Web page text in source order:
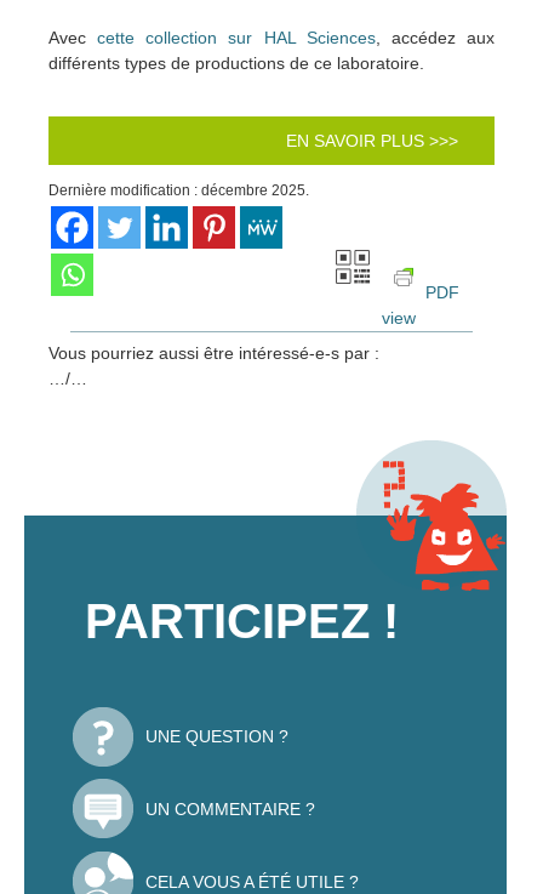
Aveccette collection sur HAL Sciences, accédez aux
différents types de productions de ce laboratoire.
EN SAVOIR PLUS >>>
Dernière modification : décembre 2025.
PDF
view
Vous pourriez aussi être intéressé-e-s par :
…/…
PARTICIPEZ !
UNE QUESTION ?
UN COMMENTAIRE ?
CELA VOUS A ÉTÉ UTILE ?